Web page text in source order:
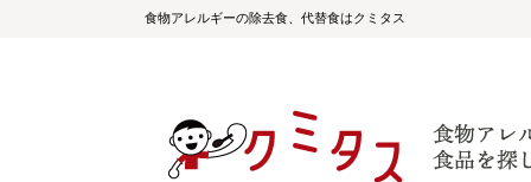
食物アレルギーの除去食、代替食はクミタス